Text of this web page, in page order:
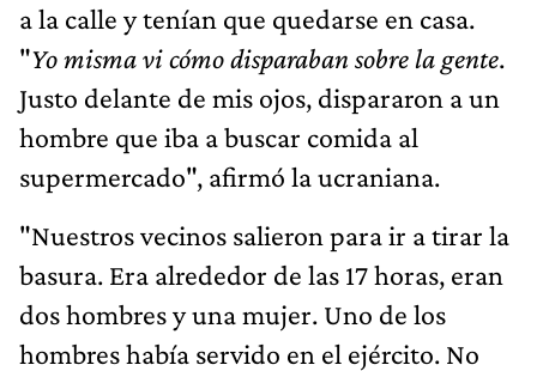
a la calle y tenían que quedarse en casa.
"Yo misma vi cómo disparaban sobre la gente.
Justo delante de mis ojos, dispararon a un
hombre que iba a buscar comida al
supermercado", afirmó la ucraniana.
"Nuestros vecinos salieron para ir a tirar la
basura. Era alrededor de las 17 horas, eran
dos hombres y una mujer. Uno de los
hombres había servido en el ejército. No